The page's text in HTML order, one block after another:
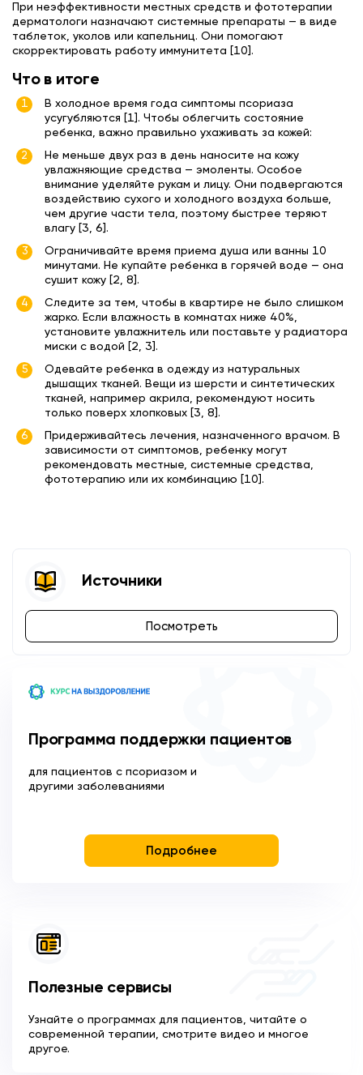
При неэффективности местных средств и фототерапии
дерматологи назначают системные препараты — в виде
таблеток, уколов или капельниц. Они помогают
скорректировать работу иммунитета [10].
Что в итоге
В холодное время года симптомы псориаза
усугубляются [1]. Чтобы облегчить состояние
ребенка, важно правильно ухаживать за кожей:
Не меньше двух раз в день наносите на кожу
увлажняющие средства — эмоленты. Особое
внимание уделяйте рукам и лицу. Они подвергаются
воздействию сухого и холодного воздуха больше,
чем другие части тела, поэтому быстрее теряют
влагу [3, 6].
Ограничивайте время приема душа или ванны 10
минутами. Не купайте ребенка в горячей воде — она
сушит кожу [2, 8].
Следите за тем, чтобы в квартире не было слишком
жарко. Если влажность в комнатах ниже 40%,
установите увлажнитель или поставьте у радиатора
миски с водой [2, 3].
Одевайте ребенка в одежду из натуральных
дышащих тканей. Вещи из шерсти и синтетических
тканей, например акрила, рекомендуют носить
только поверх хлопковых [3, 8].
Придерживайтесь лечения, назначенного врачом. В
зависимости от симптомов, ребенку могут
рекомендовать местные, системные средства,
фототерапию или их комбинацию [10].
Источники
Посмотреть
Программа поддержки пациентов
для пациентов с псориазом и
другими заболеваниями
Подробнее
Полезные сервисы
Узнайте о программах для пациентов, читайте о
современной терапии, смотрите видео и многое
другое.